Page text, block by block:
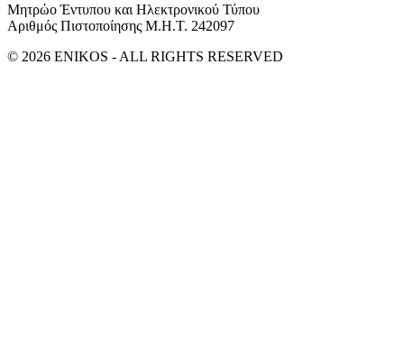
Μητρώο Έντυπου και Ηλεκτρονικού Τύπου
Αριθμός Πιστοποίησης Μ.Η.Τ. 242097
© 2026 ENIKOS - ALL RIGHTS RESERVED